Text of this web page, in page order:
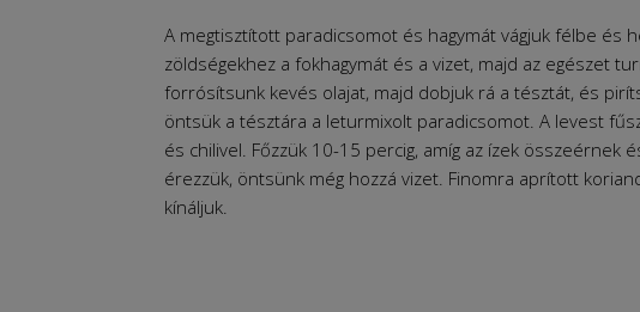
A megtisztított paradicsomot és hagymát vágjuk félbe és
zöldségekhez a fokhagymát és a vizet, majd az egészet
forrósítsunk kevés olajat, majd dobjuk rá a tésztát, és
öntsük a tésztára a leturmixolt paradicsomot. A levest
és chilivel. Főzzük 10-15 percig, amíg az ízek összeérnek
érezzük, öntsünk még hozzá vizet. Finomra aprított
kínáljuk.